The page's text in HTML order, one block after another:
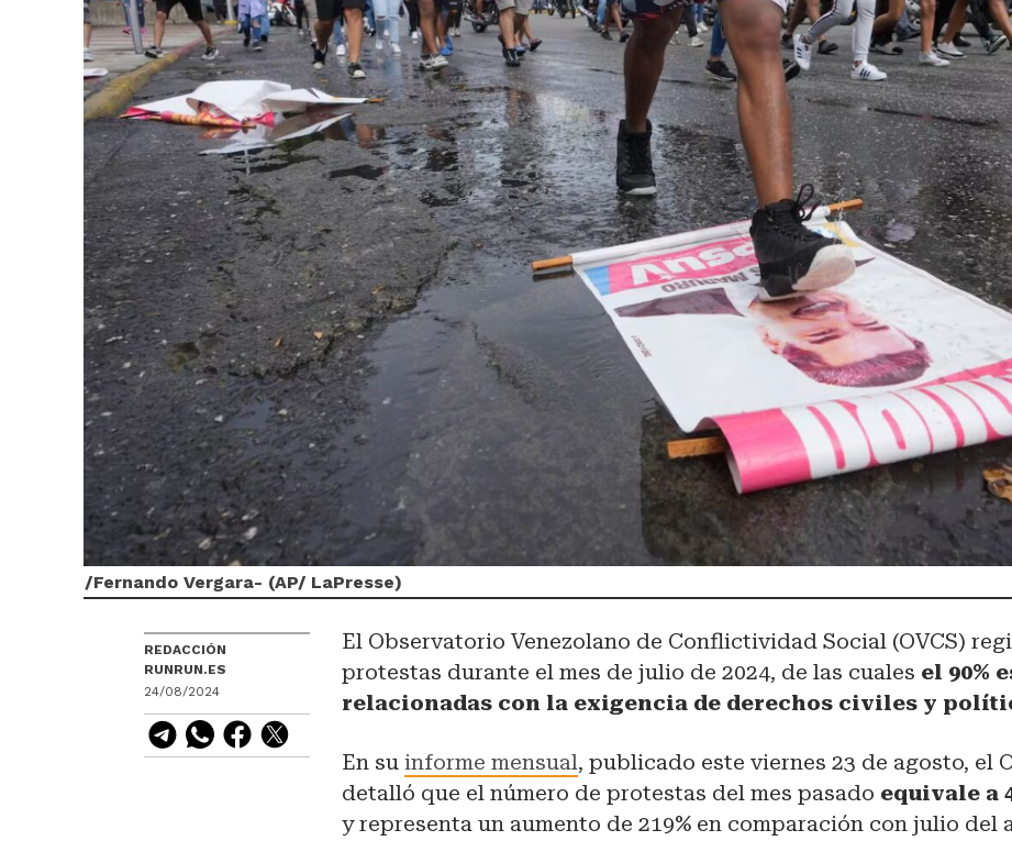
/Fernando Vergara- (AP/ LaPresse)
REDACCIÓN
RUNRUN.ES
24/08/2024
El Observatorio Venezolano de Conflictividad Social (OVCS)
protestas durante el mes de julio de 2024, de las cuales el 90%
relacionadas con la exigencia de derechos civiles y
En suinforme mensual, publicado este viernes 23 de agosto, el
detalló que el número de protestas del mes pasado equivale a
y representa un aumento de 219% en comparación con julio del